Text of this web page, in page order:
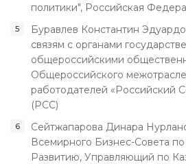
политики", Российская
Буравлев Константин
связям с органами
общероссийскими
Общероссийского
работодателей «Российский
(РСС)
Сейтжапарова Динара
Всемирного Бизнес-Совета
Развитию, Управляющий по